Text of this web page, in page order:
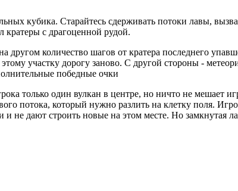
кубика. Старайтесь сдерживать потоки лавы,
с драгоценной рудой.
другом количество шагов от кратера последнего
участку дорогу заново. С другой стороны -
победные очки
только один вулкан в центре, но ничто не мешает
потока, который нужно разлить на клетку поля.
дают строить новые на этом месте. Но замкнутая